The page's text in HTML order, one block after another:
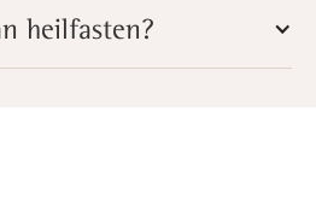
heilfasten?